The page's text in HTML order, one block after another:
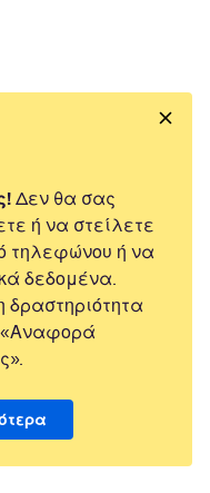
Δεν θα σας
ή να στείλετε
τηλεφώνου ή να
δεδομένα.
«Αναφορά